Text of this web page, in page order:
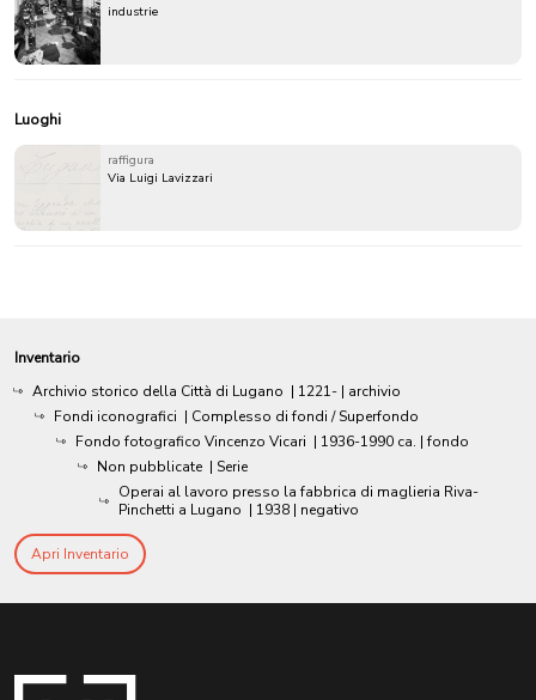
industrie
Luoghi
raffigura
Via Luigi Lavizzari
Inventario
Archivio storico della Città di Lugano | 1221- | archivio
Fondi iconografici | Complesso di fondi / Superfondo
Fondo fotografico Vincenzo Vicari | 1936-1990 ca. | fondo
Non pubblicate | Serie
Operai al lavoro presso la fabbrica di maglieria Riva-
Pinchetti a Lugano | 1938 | negativo
Apri Inventario